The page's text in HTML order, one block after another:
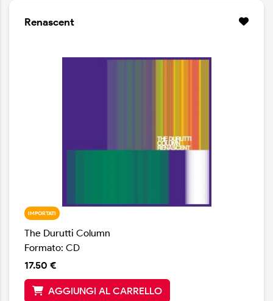
le sublimi melodie di Jim Croce, sono tutte qualità
Renascent
IMPORTATI
The Durutti Column
Formato: CD
17.50 €
AGGIUNGI AL CARRELLO